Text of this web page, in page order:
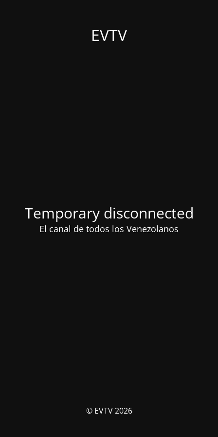
EVTV
Temporary disconnected
El canal de todos los Venezolanos
© EVTV 2026